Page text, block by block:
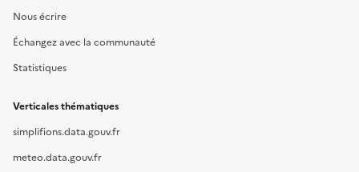
Nous écrire
Échangez avec la communauté
Statistiques
Verticales thématiques
simplifions.data.gouv.fr
meteo.data.gouv.fr